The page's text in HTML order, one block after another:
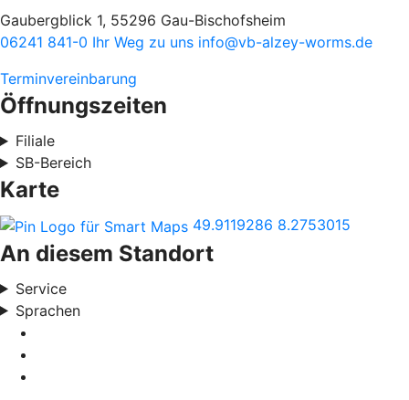
Gaubergblick 1, 55296 Gau-Bischofsheim
06241 841-0 Ihr Weg zu uns info@vb-alzey-worms.de
Terminvereinbarung
Öffnungszeiten
Filiale
SB-Bereich
Karte
49.9119286 8.2753015
An diesem Standort
Service
Sprachen